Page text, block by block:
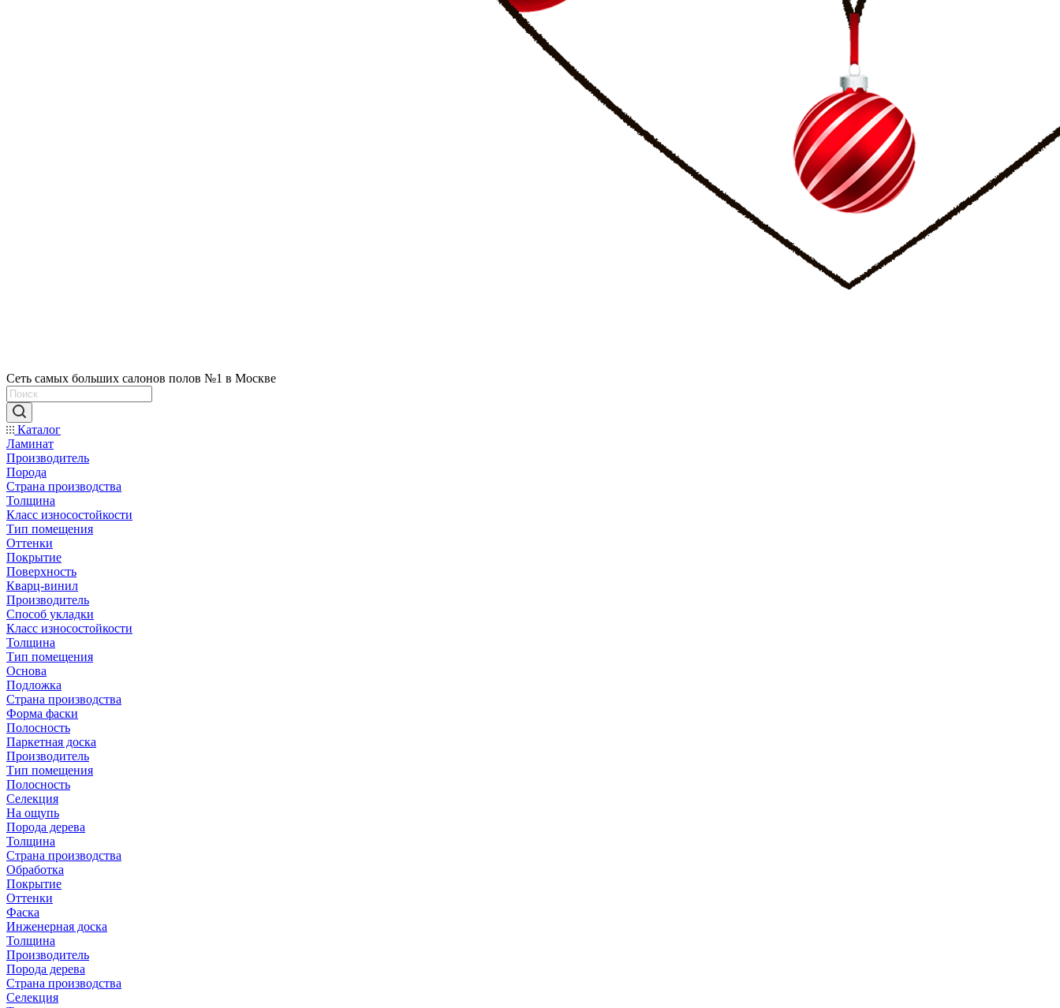
Сеть самых больших салонов полов №1 в Москве
Каталог
Ламинат
Производитель
Порода
Страна производства
Толщина
Класс износостойкости
Тип помещения
Оттенки
Покрытие
Поверхность
Кварц-винил
Производитель
Способ укладки
Класс износостойкости
Толщина
Тип помещения
Основа
Подложка
Страна производства
Форма фаски
Полосность
Паркетная доска
Производитель
Тип помещения
Полосность
Селекция
На ощупь
Порода дерева
Толщина
Страна производства
Обработка
Покрытие
Оттенки
Фаска
Инженерная доска
Толщина
Производитель
Порода дерева
Страна производства
Селекция